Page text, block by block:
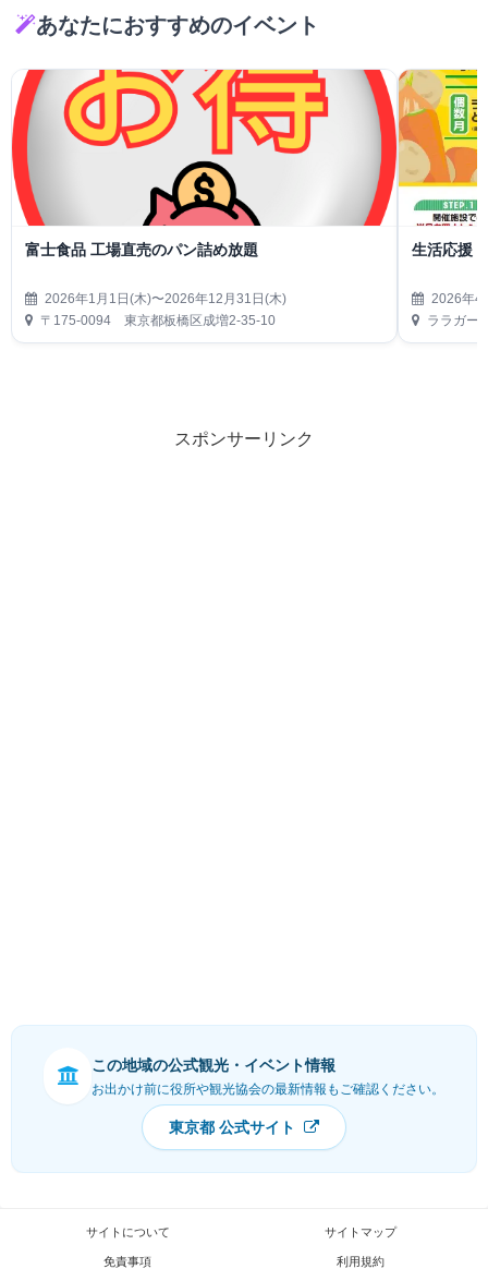
あなたにおすすめのイベント
富士食品 工場直売のパン詰め放題
2026年1月1日(木)〜2026年12月31日(木)
〒175-0094 東京都板橋区成増2-35-10
生活応援
2026年4
ララガー
スポンサーリンク
この地域の公式観光・イベント情報
お出かけ前に役所や観光協会の最新情報もご確認ください。
東京都 公式サイト
サイトについて サイトマップ
免責事項 利用規約